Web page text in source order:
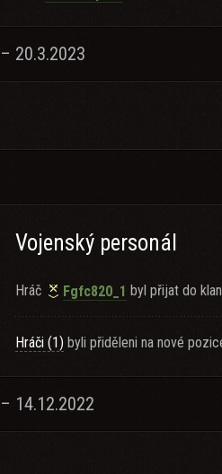
20.3.2023
Vojenský personál
Hráč Fgfc820_1 byl přijat do
Hráči (1) byli přiděleni na nové
14.12.2022